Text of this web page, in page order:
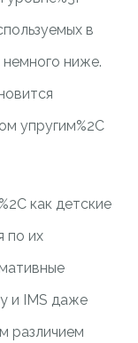
в
ниже.
упругим%2C
как детские
по их
и IMS даже
различием